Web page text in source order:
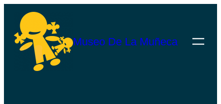
contenido
Museo De La Muñeca